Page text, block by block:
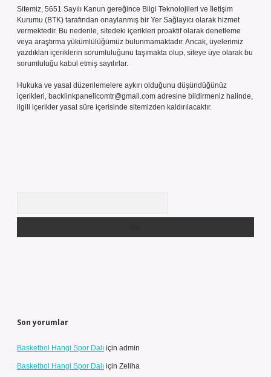
Sitemiz, 5651 Sayılı Kanun gereğince Bilgi Teknolojileri ve İletişim
Kurumu (BTK) tarafından onaylanmış bir Yer Sağlayıcı olarak hizmet
vermektedir. Bu nedenle, sitedeki içerikleri proaktif olarak denetleme
veya araştırma yükümlülüğümüz bulunmamaktadır. Ancak, üyelerimiz
yazdıkları içeriklerin sorumluluğunu taşımakta olup, siteye üye olarak bu
sorumluluğu kabul etmiş sayılırlar.
Hukuka ve yasal düzenlemelere aykırı olduğunu düşündüğünüz
içerikleri, backlinkpanelicomtr@gmail.com adresine bildirmeniz halinde,
ilgili içerikler yasal süre içerisinde sitemizden kaldırılacaktır.
Son yorumlar
Basketbol Hangi Spor Dalı için admin
Basketbol Hangi Spor Dalı için Zeliha